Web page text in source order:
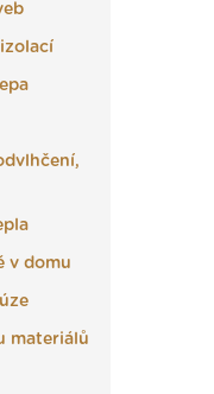
poptejte ›
v domu
materiálů